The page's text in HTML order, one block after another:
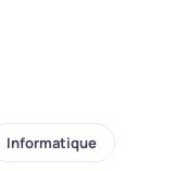
Informatique